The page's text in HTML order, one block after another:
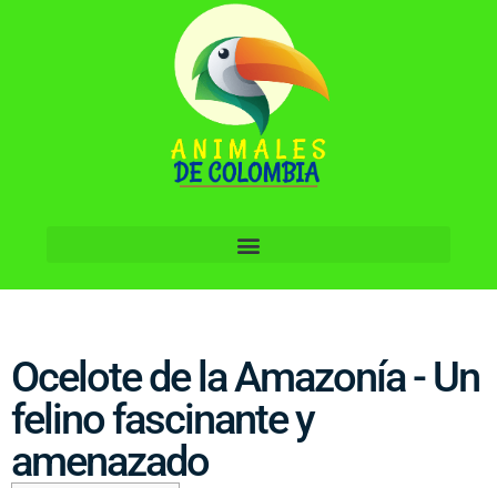
Ocelote de la Amazonía - Un
felino fascinante y
amenazado